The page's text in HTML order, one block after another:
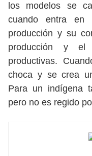
los modelos se
cuando entra en
producción y su
producción y el
productivas.
choca y se crea
Para un indígena
pero no es regido